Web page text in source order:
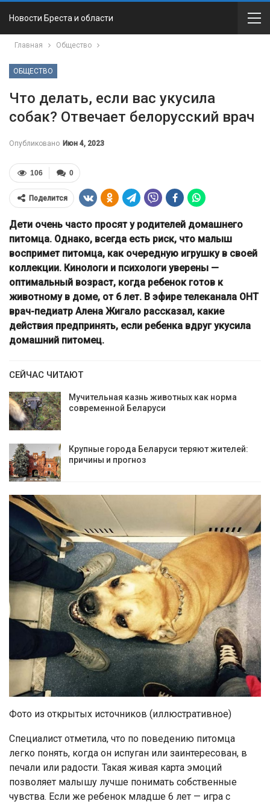
Новости Бреста и области
Главная Общество
ОБЩЕСТВО
Что делать, если вас укусила
собак? Отвечает белорусский врач
Опубликовано Июн 4, 2023
0
106
Поделится
Дети очень часто просят у родителей домашнего
питомца. Однако, всегда есть риск, что малыш
воспримет питомца, как очередную игрушку в своей
коллекции. Кинологи и психологи уверены —
оптимальный возраст, когда ребенок готов к
животному в доме, от 6 лет. В эфире телеканала ОНТ
врач-педиатр Алена Жигало рассказал, какие
действия предпринять, если ребенка вдруг укусила
домашний питомец.
СЕЙЧАС ЧИТАЮТ
Мучительная казнь животных как норма
современной Беларуси
Крупные города Беларуси теряют жителей:
причины и прогноз
Фото из открытых источников (иллюстративное)
Специалист отметила, что по поведению питомца
легко понять, когда он испуган или заинтересован, в
печали или радости. Такая живая карта эмоций
позволяет малышу лучше понимать собственные
чувства. Если же ребенок младше 6 лет — игра с